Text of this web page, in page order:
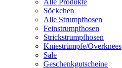
Alle Produkte
Söckchen
Alle Strumpfhosen
Feinstrumpfhosen
Strickstrumpfhosen
Kniestrümpfe/Overknees
Sale
Geschenkgutscheine